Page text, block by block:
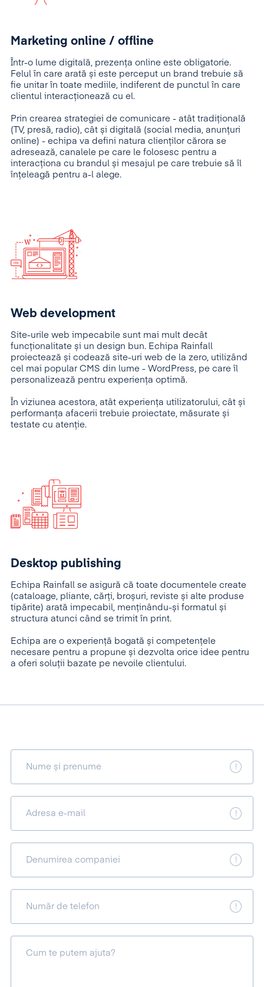
Marketing online / offline
Într-o lume digitală, prezența online este obligatorie.
Felul în care arată și este perceput un brand trebuie să
fie unitar în toate mediile, indiferent de punctul în care
clientul interacționează cu el.
Prin crearea strategiei de comunicare - atât tradițională
(TV, presă, radio), cât și digitală (social media, anunțuri
online) - echipa va defini natura clienților cărora se
adresează, canalele pe care le folosesc pentru a
interacționa cu brandul și mesajul pe care trebuie să îl
înțeleagă pentru a-l alege.
Web development
Site-urile web impecabile sunt mai mult decât
funcționalitate și un design bun. Echipa Rainfall
proiectează și codează site-uri web de la zero, utilizând
cel mai popular CMS din lume - WordPress, pe care îl
personalizează pentru experiența optimă.
În viziunea acestora, atât experiența utilizatorului, cât și
performanța afacerii trebuie proiectate, măsurate și
testate cu atenție.
Desktop publishing
Echipa Rainfall se asigură că toate documentele create
(cataloage, pliante, cărți, broșuri, reviste și alte produse
tipărite) arată impecabil, menținându-și formatul și
structura atunci când se trimit în print.
Echipa are o experiență bogată și competențele
necesare pentru a propune și dezvolta orice idee pentru
a oferi soluții bazate pe nevoile clientului.
Nume și prenume
Adresa e-mail
Denumirea companiei
Număr de telefon
Cum te putem ajuta?